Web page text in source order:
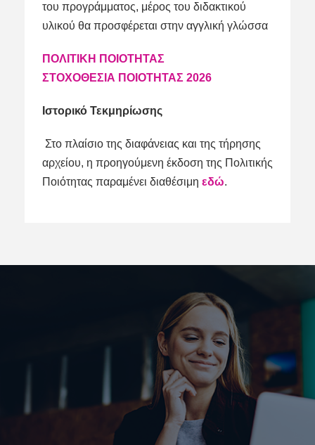
του προγράμματος, μέρος του διδακτικού
υλικού θα προσφέρεται στην αγγλική γλώσσα
ΠΟΛΙΤΙΚΗ ΠΟΙΟΤΗΤΑΣ
ΣΤΟΧΟΘΕΣΙΑ ΠΟΙΟΤΗΤΑΣ 2026
Ιστορικό Τεκμηρίωσης
Στο πλαίσιο της διαφάνειας και της τήρησης
αρχείου, η προηγούμενη έκδοση της Πολιτικής
Ποιότητας παραμένει διαθέσιμη εδώ.